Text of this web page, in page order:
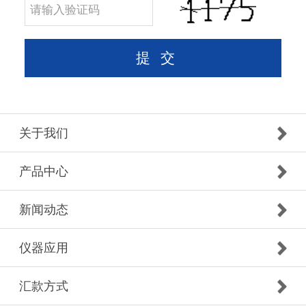
关于我们
产品中心
新闻动态
仪器应用
汇款方式